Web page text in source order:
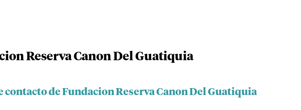
Reserva Canon Del Guatiquia
contacto de Fundacion Reserva Canon Del Guatiquia